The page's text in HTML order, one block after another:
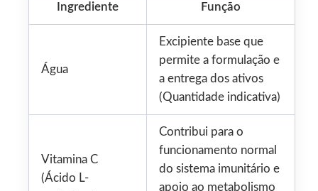
Ingrediente Função
Água
Excipiente base que
permite a formulação e
a entrega dos ativos
(Quantidade indicativa)
Vitamina C
(Ácido L-
Contribui para o
funcionamento normal
do sistema imunitário e
apoio ao metabolismo